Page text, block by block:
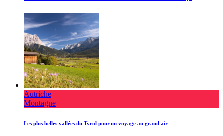
Autriche
Montagne
Les plus belles vallées du Tyrol pour un voyage au grand air